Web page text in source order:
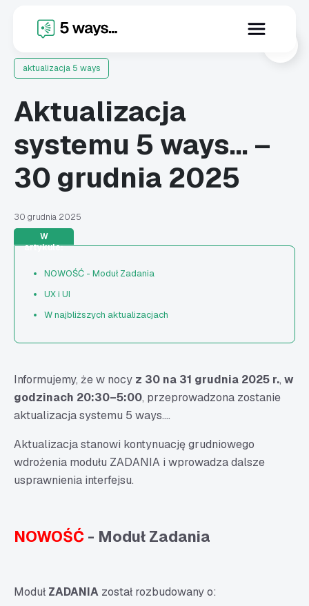
aktualizacja 5 ways
Aktualizacja
systemu 5 ways… –
30 grudnia 2025
30 grudnia 2025
W
artykule:
NOWOŚĆ - Moduł Zadania
UX i UI
W najbliższych aktualizacjach
Informujemy, że w nocy z 30 na 31 grudnia 2025 r., w
godzinach 20:30–5:00, przeprowadzona zostanie
aktualizacja systemu 5 ways….
Aktualizacja stanowi kontynuację grudniowego
wdrożenia modułu ZADANIA i wprowadza dalsze
usprawnienia interfejsu.
NOWOŚĆ - Moduł Zadania
Moduł ZADANIA został rozbudowany o: